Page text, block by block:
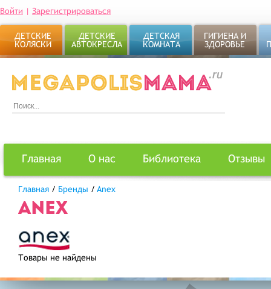
Войти | Зарегистрироваться
ДЕТСКИЕ
КОЛЯСКИ
ДЕТСКИЕ
АВТОКРЕСЛА
ДЕТСКАЯ
КОМНАТА
ГИГИЕНА И
ЗДОРОВЬЕ
Главная О нас Библиотека Отзывы
Главная / Бренды / Anex
ANEX
Товары не найдены